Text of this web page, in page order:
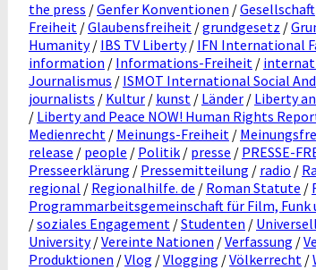
the press /Genfer Konventionen /Gesellschaft
Freiheit /Glaubensfreiheit /grundgesetz /
Humanity/ IBS TV Liberty/ IFN International
information / Informations-Freiheit /
Journalismus / ISMOT International Social
journalists / Kultur / kunst / Länder / Liberty
/ Liberty and Peace NOW! Human Rights
Medienrecht / Meinungs-Freiheit /
release / people / Politik / presse / PRESSE-
Presseerklärung / Pressemitteilung / radio /
regional / Regionalhilfe. de / Roman Statute /
Programmarbeitsgemeinschaft für Film, Funk
/soziales Engagement /Studenten /
University/Vereinte Nationen /Verfassung /
Produktionen /Vlog /Vlogging /Völkerrecht /